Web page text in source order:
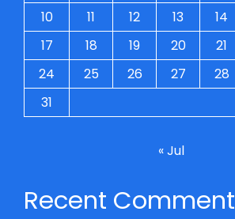
10
11 12 13 14
17
18 19 20 21
24
25 26 27 28
31
« Jul
Recent Comment